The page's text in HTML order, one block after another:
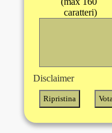
caratteri)
Disclaimer